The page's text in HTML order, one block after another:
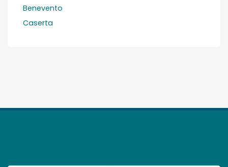
Benevento
Caserta